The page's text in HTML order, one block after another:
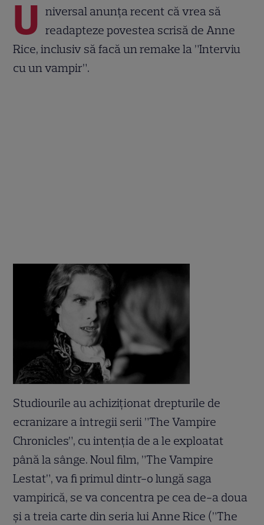
U niversal anunța recent că vrea să
readapteze povestea scrisă de Anne
Rice, inclusiv să facă un remake la ”Interviu
cu un vampir”.
Studiourile au achiziționat drepturile de
ecranizare a întregii serii ”The Vampire
Chronicles”, cu intenția de a le exploatat
până la sânge. Noul film, ”The Vampire
Lestat”, va fi primul dintr-o lungă saga
vampirică, se va concentra pe cea de-a doua
și a treia carte din seria lui Anne Rice (”The